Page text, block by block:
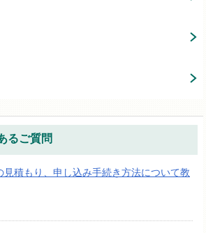
るご質問
見積もり、申し込み手続き方法について教